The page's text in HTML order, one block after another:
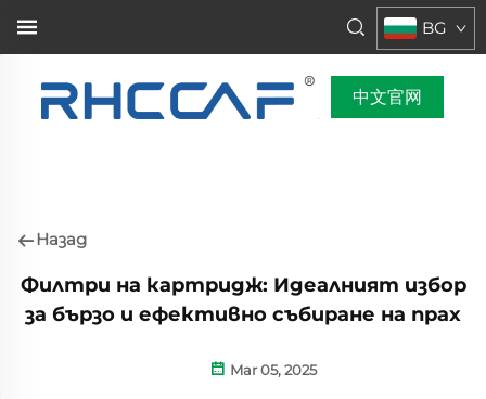
BG
中文官网
Назад
Филтри на картридж: Идеалният избор
за бързо и ефективно събиране на прах
Mar 05, 2025